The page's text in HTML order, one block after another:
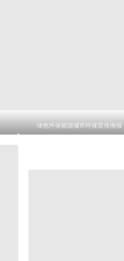
绿色环保能源城市环保宣传海报